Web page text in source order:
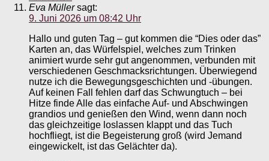
Eva Müller sagt:
9. Juni 2026 um 08:42 Uhr
Hallo und guten Tag – gut kommen die “Dies oder das”
Karten an, das Würfelspiel, welches zum Trinken
animiert wurde sehr gut angenommen, verbunden mit
verschiedenen Geschmacksrichtungen. Überwiegend
nutze ich die Bewegungsgeschichten und -übungen.
Auf keinen Fall fehlen darf das Schwungtuch – bei
Hitze finde Alle das einfache Auf- und Abschwingen
grandios und genießen den Wind, wenn dann noch
das gleichzeitige loslassen klappt und das Tuch
hochfliegt, ist die Begeisterung groß (wird Jemand
eingewickelt, ist das Gelächter da).